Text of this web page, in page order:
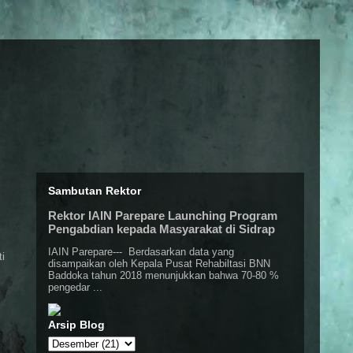
Sambutan Rektor
Rektor IAIN Parepare Launching Program
Pengabdian kepada Masyarakat di Sidrap
IAIN Parepare--- Berdasarkan data yang
disampaikan oleh Kepala Pusat Rehabiltasi BNN
Baddoka tahun 2018 menunjukkan bahwa 70-80 %
pengedar ...
Arsip Blog